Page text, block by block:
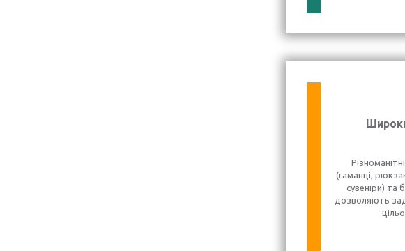
(гаманці,
сувеніри) та
дозволяють